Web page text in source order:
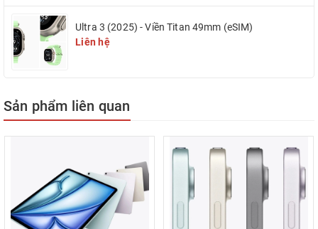
Thay thế Laptop với Magic Keyboard & Apple Pencil Pro
tối đa sức mạnh của màn hình 13 inch khi kết hợp cùng
Magic Keyboardêm ái và bàn di chuột mượt mà. Đặc biệt, với sự hỗ
trợ của
Apple Pencil Pro
xúc giác để tạo ra những tác phẩm nghệ thuật đỉnh cao với độ trễ
gần như bằng không.
luôn được kết nối với thế giới bằng chuẩn Wi-Fi 7 băng tần cực rộng
và kết nối 5G siêu nhanh. Quên đi nỗi lo giật lag khi làm việc trên
Cloud hay stream các bộ phim chất lượng 4K.
🔥 ĐẶC QUYỀN LÊN ĐỜI IPAD AIR M4 13 INCH TẠI IDIGITAL HẢI
Ultra 3 (2025) - Viền Titan 49mm (eSIM)
Liên hệ
Sản phẩm liên quan